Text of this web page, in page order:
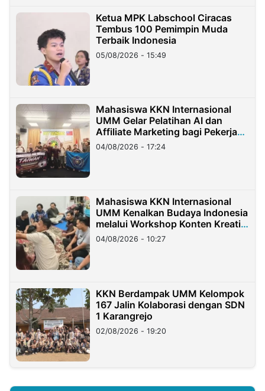
Ketua MPK Labschool Ciracas
Tembus 100 Pemimpin Muda
Terbaik Indonesia
05/08/2026 - 15:49
Mahasiswa KKN Internasional
UMM Gelar Pelatihan AI dan
Affiliate Marketing bagi Pekerja
Migran Indonesia di Taiwan
04/08/2026 - 17:24
Mahasiswa KKN Internasional
UMM Kenalkan Budaya Indonesia
melalui Workshop Konten Kreatif
di Taiwan
04/08/2026 - 10:27
KKN Berdampak UMM Kelompok
167 Jalin Kolaborasi dengan SDN
1 Karangrejo
02/08/2026 - 19:20